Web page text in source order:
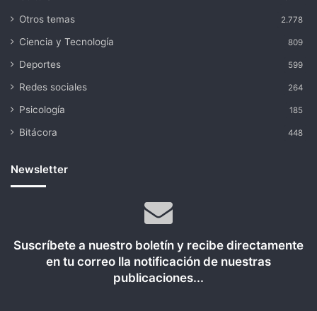
Otros temas 2.778
Ciencia y Tecnología 809
Deportes 599
Redes sociales 264
Psicología 185
Bitácora 448
Newsletter
Suscríbete a nuestro boletín y recibe directamente
en tu correo lla notificación de nuestras
publicaciones...